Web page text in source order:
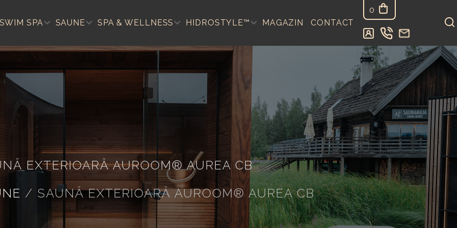
SWIM SPA SAUNE SPA & WELLNESS HIDROSTYLE™ MAGAZIN CONTACT
0
EXTERIOARĂ AUROOM® AUREA CB
/ SAUNĂ EXTERIOARĂ AUROOM® AUREA CB